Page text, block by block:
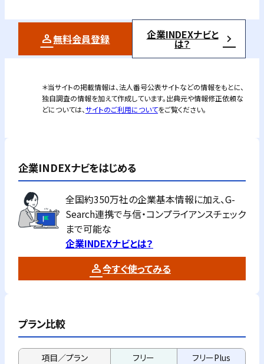
無料会員登録 企業INDEXナビと
は？
＊当サイトの掲載情報は、法人番号公表サイトなどの情報をもとに、
独自調査の情報を加えて作成しています。出典元や情報修正依頼な
どについては、サイトのご利用についてをご覧ください。
企業INDEXナビをはじめる
全国約350万社の企業基本情報に加え、G-
Search連携で与信・コンプライアンスチェック
まで可能な
企業INDEXナビとは？
今すぐ使ってみる
プラン比較
項目／プラン フリー
フリーPlus